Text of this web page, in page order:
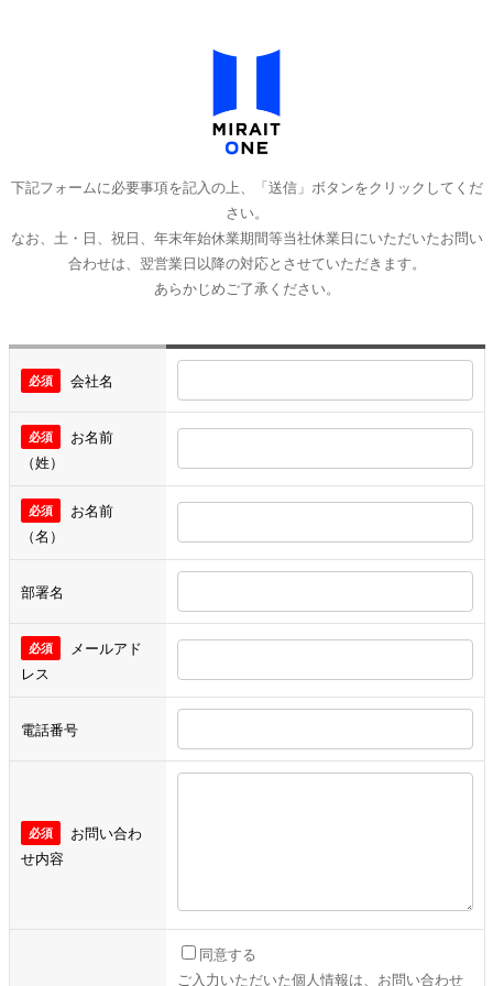
下記フォームに必要事項を記入の上、「送信」ボタンをクリックしてくだ
さい。
なお、土・日、祝日、年末年始休業期間等当社休業日にいただいたお問い
合わせは、翌営業日以降の対応とさせていただきます。
あらかじめご了承ください。
会社名
お名前
（姓）
お名前
（名）
部署名
メールアド
レス
電話番号
お問い合わ
せ内容
同意する
ご入力いただいた個人情報は、お問い合わせ